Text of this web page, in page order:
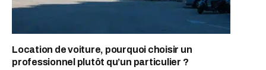
Location de voiture, pourquoi choisir un
professionnel plutôt qu’un particulier ?